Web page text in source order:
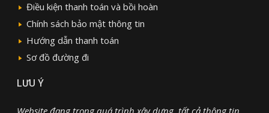
Điều kiện thanh toán và bồi hoàn
Chính sách bảo mật thông tin
Hướng dẫn thanh toán
Sơ đồ đường đi
LƯU Ý